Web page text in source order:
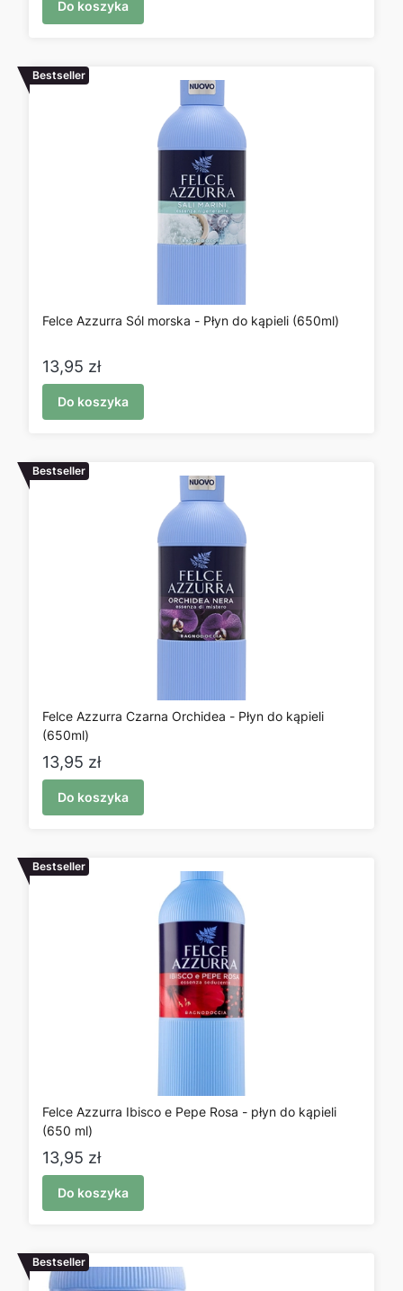
Do koszyka
Bestseller
Felce Azzurra Sól morska - Płyn do kąpieli (650ml)
Cena
13,95 zł
Do koszyka
Bestseller
Felce Azzurra Czarna Orchidea - Płyn do kąpieli
(650ml)
Cena
13,95 zł
Do koszyka
Bestseller
Felce Azzurra Ibisco e Pepe Rosa - płyn do kąpieli
(650 ml)
Cena
13,95 zł
Do koszyka
Bestseller